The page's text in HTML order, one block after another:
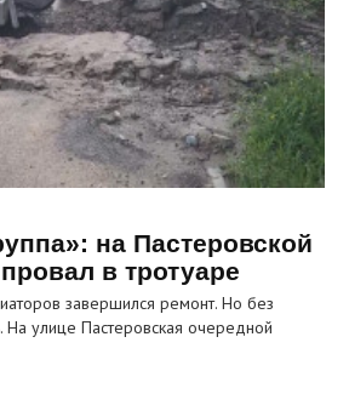
на Пастеровской
в тротуаре
завершился ремонт. Но без
улице Пастеровская очередной